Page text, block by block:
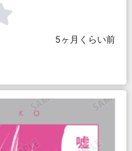
5ヶ月くらい前